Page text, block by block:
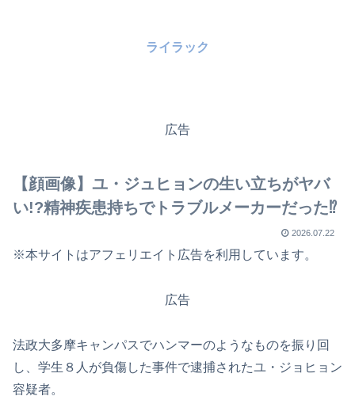
ライラック
広告
【顔画像】ユ・ジュヒョンの生い立ちがヤバ
い!?精神疾患持ちでトラブルメーカーだった⁉
2026.07.22
※本サイトはアフェリエイト広告を利用しています。
広告
法政大多摩キャンパスでハンマーのようなものを振り回
し、学生８人が負傷した事件で逮捕されたユ・ジョヒョン
容疑者。